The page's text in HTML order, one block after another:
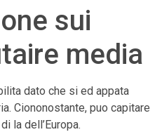
sui
media
dato che si ed appata
Ciononostante, puo capitare
la dell’Europa.